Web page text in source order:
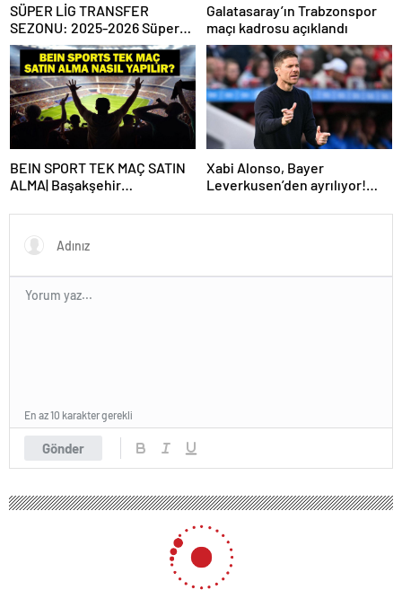
SÜPER LİG TRANSFER
SEZONU: 2025-2026 Süper
Lig Yaz Transfer Sezonu Ne
Zaman Başlayacak? Kış
Transfer Sezonu Ne Zaman
Başlayacak? TFF Açıkladı!
Galatasaray’ın Trabzonspor
maçı kadrosu açıklandı
BEIN SPORT TEK MAÇ SATIN
ALMA| Başakşehir
tek maç satın alma nasıl
yapılır?
Xabi Alonso, Bayer
Leverkusen’den ayrılıyor!
Gönder
En az 10 karakter gerekli